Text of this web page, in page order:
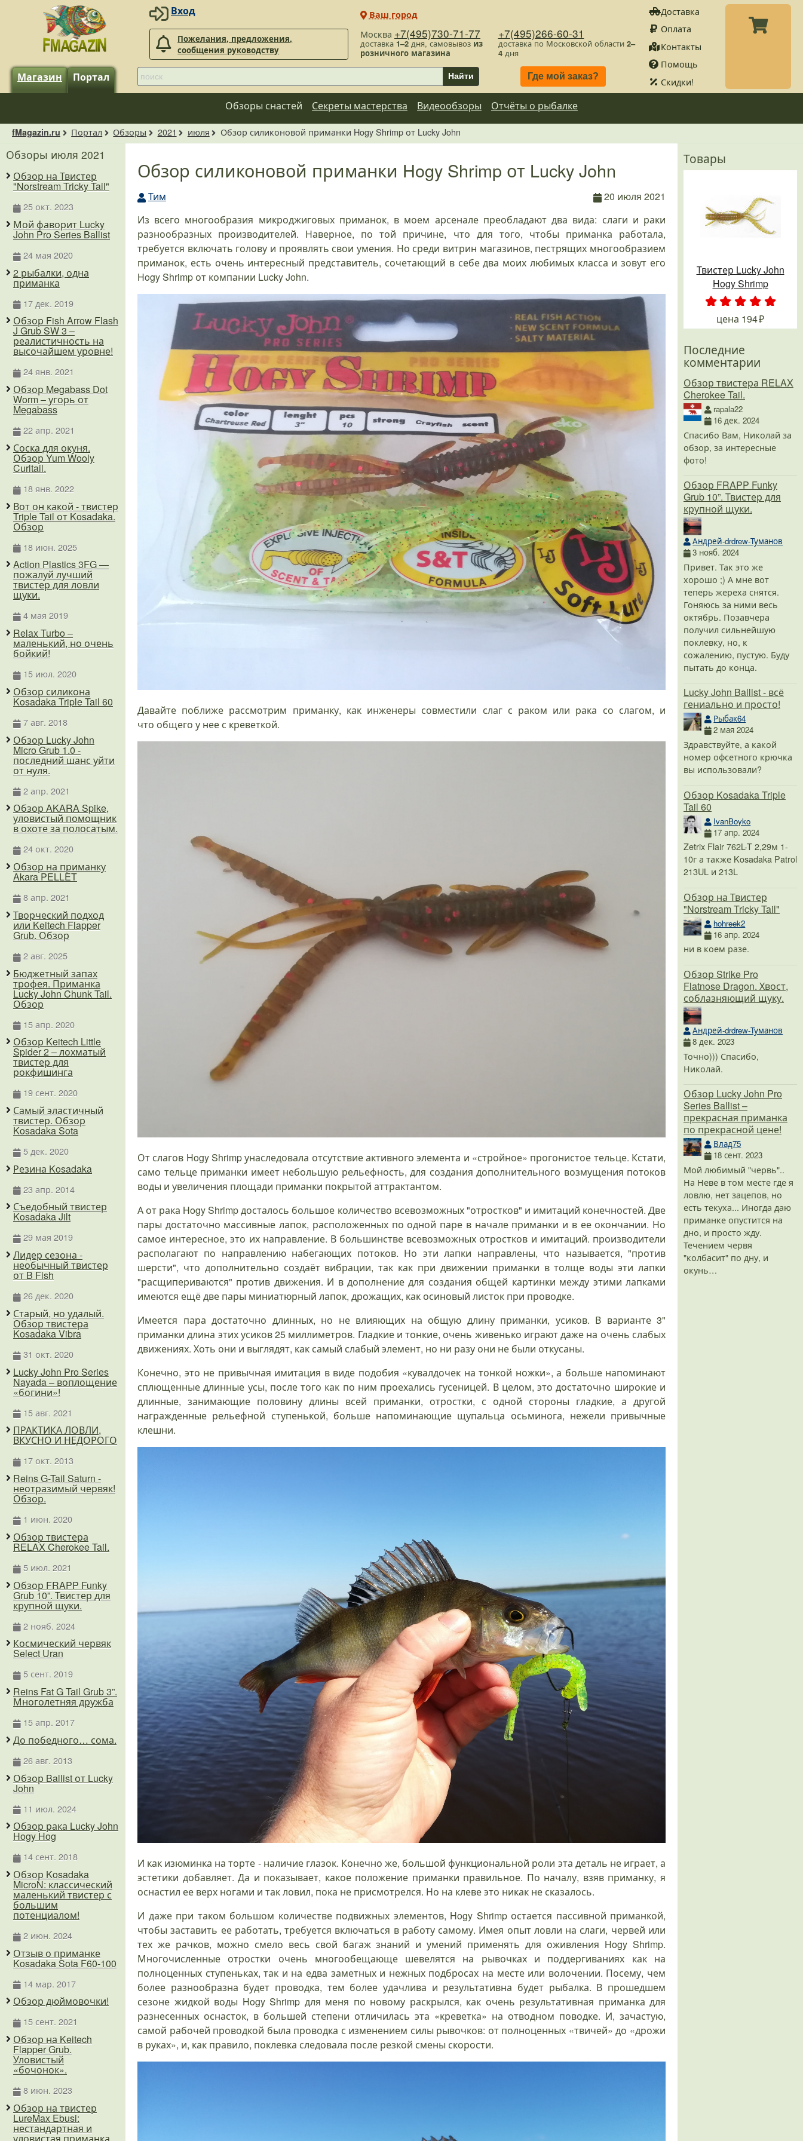
Вход
Пожелания, предложения,
сообщения руководству
Доставка
Оплата
Контакты
Помощь
Скидки!
Москва +7(495)730-71-77
доставка 1–2дня, самовывоз из
розничного магазина
+7(495)266-60-31
доставка по Московской области 2–
4дня
Ваш город
Где мой заказ?
Магазин Портал Найти
Обзоры снастей Секреты мастерства Видеообзоры Отчёты о рыбалке
fMagazin.ru Портал Обзоры 2021 июля Обзор силиконовой приманки Hogy Shrimp от Lucky John
Обзор силиконовой приманки Hogy Shrimp от Lucky John
Тим
20 июля 2021
Из всего многообразия микроджиговых приманок, в моем арсенале преобладают два вида: слаги и раки
разнообразных производителей. Наверное, по той причине, что для того, чтобы приманка работала,
требуется включать голову и проявлять свои умения. Но среди витрин магазинов, пестрящих многообразием
приманок, есть очень интересный представитель, сочетающий в себе два моих любимых класса и зовут его
Hogy Shrimp от компании Lucky John.
Давайте поближе рассмотрим приманку, как инженеры совместили слаг с раком или рака со слагом, и
что общего у нее с креветкой.
От слагов Hogy Shrimp унаследовала отсутствие активного элемента и «стройное» прогонистое тельце. Кстати,
само тельце приманки имеет небольшую рельефность, для создания дополнительного возмущения потоков
воды и увеличения площади приманки покрытой аттрактантом.
А от рака Hogy Shrimp досталось большое количество всевозможных "отростков" и имитаций конечностей. Две
пары достаточно массивные лапок, расположенных по одной паре в начале приманки и в ее окончании. Но
самое интересное, это их направление. В большинстве всевозможных отростков и имитаций. производители
располагают по направлению набегающих потоков. Но эти лапки направлены, что называется, "против
шерсти", что дополнительно создаёт вибрации, так как при движении приманки в толще воды эти лапки
"расщипериваются" против движения. И в дополнение для создания общей картинки между этими лапками
имеются ещё две пары миниатюрный лапок, дрожащих, как осиновый листок при проводке.
Имеется пара достаточно длинных, но не влияющих на общую длину приманки, усиков. В варианте 3"
приманки длина этих усиков 25 миллиметров. Гладкие и тонкие, очень живенько играют даже на очень слабых
движениях. Хоть они и выглядят, как самый слабый элемент, но ни разу они не были откусаны.
Конечно, это не привычная имитация в виде подобия «кувалдочек на тонкой ножки», а больше напоминают
сплющенные длинные усы, после того как по ним проехались гусеницей. В целом, это достаточно широкие и
длинные, занимающие половину длины всей приманки, отростки, с одной стороны гладкие, а другой
награжденные рельефной ступенькой, больше напоминающие щупальца осьминога, нежели привычные
клешни.
И как изюминка на торте - наличие глазок. Конечно же, большой функциональной роли эта деталь не играет, а
эстетики добавляет. Да и показывает, какое положение приманки правильное. По началу, взяв приманку, я
оснастил ее верх ногами и так ловил, пока не присмотрелся. Но на клеве это никак не сказалось.
И даже при таком большом количестве подвижных элементов, Hogy Shrimp остается пассивной приманкой,
чтобы заставить ее работать, требуется включаться в работу самому. Имея опыт ловли на слаги, червей или
тех же рачков, можно смело весь свой багаж знаний и умений применять для оживления Hogy Shrimp.
Многочисленные отростки очень многообещающе шевелятся на рывочках и поддергиваниях как на
полноценных ступеньках, так и на едва заметных и нежных подбросах на месте или волочении. Посему, чем
более разнообразна будет проводка, тем более удачлива и результативна будет рыбалка. В прошедшем
сезоне жидкой воды Hogy Shrimp для меня по новому раскрылся, как очень результативная приманка для
разнесенных оснасток, в большей степени отличилась эта «креветка» на отводном поводке. И, зачастую,
самой рабочей проводкой была проводка с изменением силы рывочков: от полноценных «твичей» до «дрожи
в руках», и, как правило, поклевка следовала после резкой смены скорости.
Обзоры июля 2021
Обзор на Твистер
"Norstream Tricky Tail"
25 окт. 2023
Мой фаворит Lucky
John Pro Series Ballist
24 мая 2020
2 рыбалки, одна
приманка
17 дек. 2019
Обзор Fish Arrow Flash
J Grub SW 3 –
реалистичность на
высочайшем уровне!
24 янв. 2021
Обзор Megabass Dot
Worm – угорь от
Megabass
22 апр. 2021
Соска для окуня.
Обзор Yum Wooly
Curltail.
18 янв. 2022
Вот он какой - твистер
Triple Tail от Kosadaka.
Обзор
18 июн. 2025
Action Plastics 3FG —
пожалуй лучший
твистер для ловли
щуки.
4 мая 2019
Relax Turbo –
маленький, но очень
бойкий!
15 июл. 2020
Обзор силикона
Kosadaka Triple Tail 60
7 авг. 2018
Обзор Lucky John
Micro Grub 1.0 -
последний шанс уйти
от нуля.
2 апр. 2021
Обзор AKARA Spike,
уловистый помощник
в охоте за полосатым.
24 окт. 2020
Обзор на приманку
Akara PELLET
8 апр. 2021
Творческий подход
или Keitech Flapper
Grub. Обзор
2 авг. 2025
Бюджетный запах
трофея. Приманка
Lucky John Chunk Tail.
Обзор
15 апр. 2020
Обзор Keitech Little
Spider 2 – лохматый
твистер для
рокфишинга
19 сент. 2020
Самый эластичный
твистер. Обзор
Kosadaka Sota
5 дек. 2020
Резина Kosadaka
23 апр. 2014
Съедобный твистер
Kosadaka Jilt
29 мая 2019
Лидер сезона -
необычный твистер
от B Fish
26 дек. 2020
Старый, но удалый.
Обзор твистера
Kosadaka Vibra
31 окт. 2020
Lucky John Pro Series
Nayada – воплощение
«богини»!
15 авг. 2021
ПРАКТИКА ЛОВЛИ,
ВКУСНО И НЕДОРОГО
17 окт. 2013
Reins G-Tail Saturn -
неотразимый червяк!
Обзор.
1 июн. 2020
Обзор твистера
RELAX Cherokee Tail.
5 июл. 2021
Обзор FRAPP Funky
Grub 10”. Твистер для
крупной щуки.
2 нояб. 2024
Космический червяк
Select Uran
5 сент. 2019
Reins Fat G Tail Grub 3”.
Многолетняя дружба
15 апр. 2017
До победного… сома.
26 авг. 2013
Обзор Ballist от Lucky
John
11 июл. 2024
Обзор рака Lucky John
Hogy Hog
14 сент. 2018
Обзор Kosadaka
MicroN: классический
маленький твистер с
большим
потенциалом!
2 июн. 2024
Отзыв о приманке
Kosadaka Sota F60-100
14 мар. 2017
Обзор дюймовочки!
15 сент. 2021
Обзор на Keitech
Flapper Grub.
Уловистый
«бочонок».
8 июн. 2023
Обзор на твистер
LureMax Ebusi:
нестандартная и
Товары
Твистер Lucky John
Hogy Shrimp
. .
цена 194
Последние
комментарии
Обзор твистера RELAX
Cherokee Tail.
rapala22
16 дек. 2024
Спасибо Вам, Николай за
обзор, за интересные
фото!
Обзор FRAPP Funky
Grub 10”. Твистер для
крупной щуки.
Андрей-drdrew-Туманов
3 нояб. 2024
Привет. Так это же
хорошо ;) А мне вот
теперь жереха снятся.
Гоняюсь за ними весь
октябрь. Позавчера
получил сильнейшую
поклевку, но, к
сожалению, пустую. Буду
пытать до конца.
Lucky John Ballist - всё
гениально и просто!
Рыбак64
2 мая 2024
Здравствуйте, а какой
номер офсетного крючка
вы использовали?
Обзор Kosadaka Triple
Tail 60
IvanBoyko
17 апр. 2024
Zetrix Flair 762L-T 2,29м 1-
10г а также Kosadaka Patrol
213UL и 213L
Обзор на Твистер
"Norstream Tricky Tail"
hohreek2
16 апр. 2024
ни в коем разе.
Обзор Strike Pro
Flatnose Dragon. Хвост,
соблазняющий щуку.
Андрей-drdrew-Туманов
8 дек. 2023
Точно))) Спасибо,
Николай.
Обзор Lucky John Pro
Series Ballist –
прекрасная приманка
по прекрасной цене!
Влад75
18 сент. 2023
Мой любимый "червь"..
На Неве в том месте где я
ловлю, нет зацепов, но
есть текуха... Иногда даю
приманке опустится на
дно, и просто жду.
Течением червя
"колбасит" по дну, и
окунь…